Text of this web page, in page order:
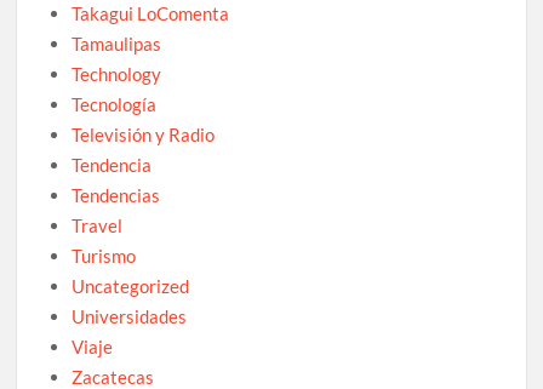
Takagui LoComenta
Tamaulipas
Technology
Tecnología
Televisión y Radio
Tendencia
Tendencias
Travel
Turismo
Uncategorized
Universidades
Viaje
Zacatecas